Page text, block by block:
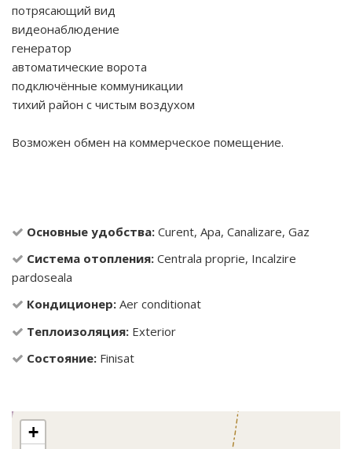
потрясающий вид
видеонаблюдение
генератор
автоматические ворота
подключённые коммуникации
тихий район с чистым воздухом
Возможен обмен на коммерческое помещение.
Основные удобства: Curent, Apa, Canalizare, Gaz
Система отопления: Centrala proprie, Incalzire
pardoseala
Кондиционер: Aer conditionat
Теплоизоляция: Exterior
Состояние: Finisat
+